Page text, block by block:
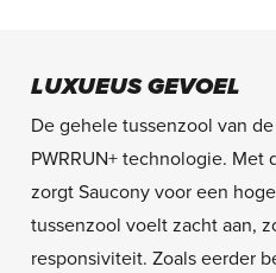
LUXUEUS GEVOEL
De gehele tussenzool van
PWRRUN+ technologie. Met
zorgt Saucony voor een
tussenzool voelt zacht aan,
responsiviteit. Zoals eerder